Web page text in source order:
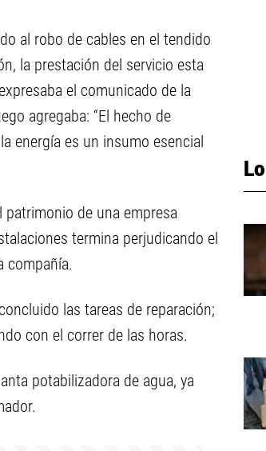
al robo de cables en el tendido
la prestación del servicio esta
el comunicado de la
agregaba: “El hecho de
energía es un insumo esencial
patrimonio de una empresa
termina perjudicando el
compañía.
las tareas de reparación;
con el correr de las horas.
potabilizadora de agua, ya